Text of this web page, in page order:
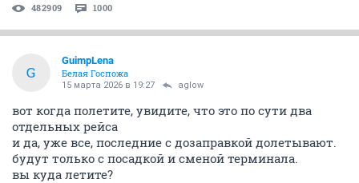
482909 1000
G
GuimpLena
Белая Госпожа
15 марта 2026 в 19:27 aglow
вот когда полетите, увидите, что это по сути два
отдельных рейса
и да, уже все, последние с дозаправкой долетывают.
будут только с посадкой и сменой терминала.
вы куда летите?